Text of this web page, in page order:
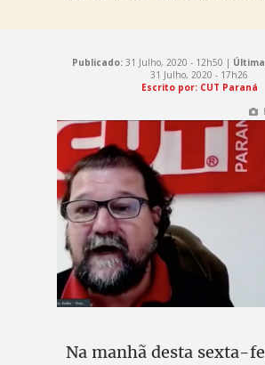
Publicado:31 Julho, 2020 - 12h50 |
31 Julho, 2020 - 17h26
Escrito por: CUT Paraná
Na manhã desta sexta-